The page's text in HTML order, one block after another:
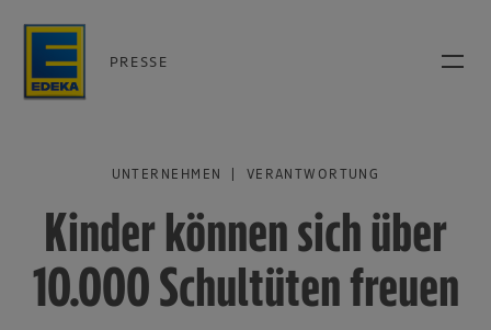
PRESSE
UNTERNEHMEN | VERANTWORTUNG
Kinder können sich über
10.000 Schultüten freuen